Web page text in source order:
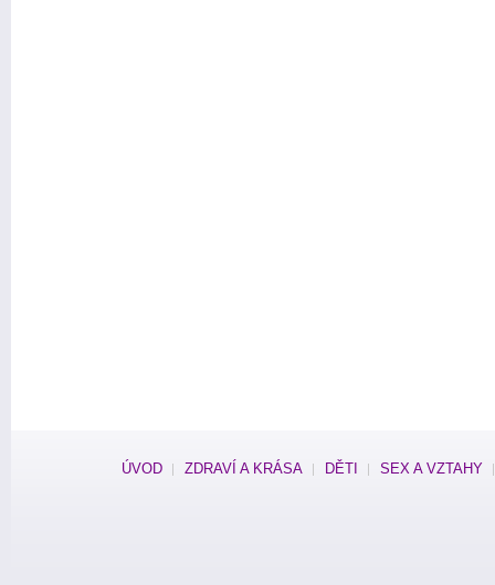
ÚVOD ZDRAVÍ A KRÁSA DĚTI SEX A VZTAHY